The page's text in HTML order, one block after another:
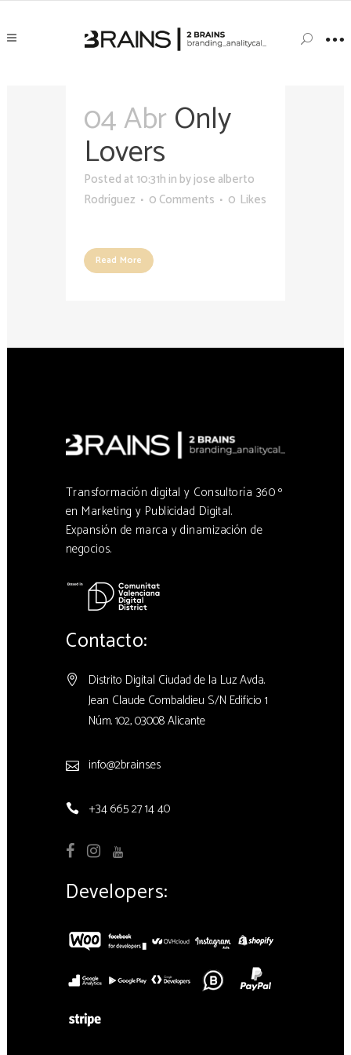
04 AbrOnly
Lovers
Posted at 10:31h in byjose alberto
Rodríguez
0 Comments 0 Likes
Read More
Transformación digital y Consultoría 360 º
en Marketing y Publicidad Digital.
Expansión de marca y dinamización de
negocios.
Contacto:
Distrito Digital Ciudad de la Luz Avda.
Jean Claude Combaldieu S/N Edificio 1
Núm. 102, 03008 Alicante
info@2brains.es
+34 665 27 14 40
Developers: